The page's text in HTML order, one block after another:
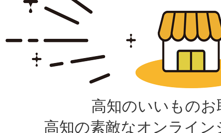
高知のいいものお
高知の素敵なオンライ